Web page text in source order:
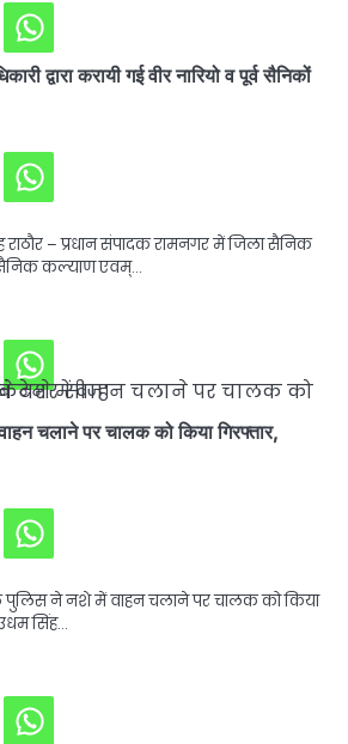
द्वारा करायी गई वीर नारियो व पूर्व सैनिकों
– प्रधान संपादक रामनगर में जिला सैनिक
सैनिक कल्याण एवम्…
चलाने पर चालक को किया गिरफ्तार,
ने नशे में वाहन चलाने पर चालक को किया
सिंह…